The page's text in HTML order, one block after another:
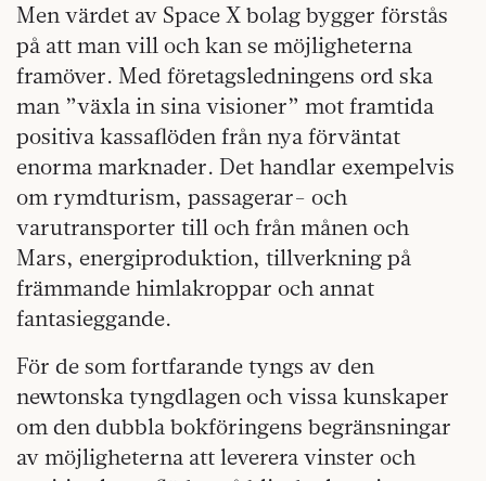
Men värdet av Space X bolag bygger förstås
på att man vill och kan se möjligheterna
framöver. Med företagsledningens ord ska
man ”växla in sina visioner” mot framtida
positiva kassaflöden från nya förväntat
enorma marknader. Det handlar exempelvis
om rymdturism, passagerar- och
varutransporter till och från månen och
Mars, energiproduktion, tillverkning på
främmande himlakroppar och annat
fantasieggande.
För de som fortfarande tyngs av den
newtonska tyngdlagen och vissa kunskaper
om den dubbla bokföringens begränsningar
av möjligheterna att leverera vinster och